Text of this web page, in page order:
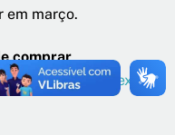
em março.
comprar
noticia/index/id